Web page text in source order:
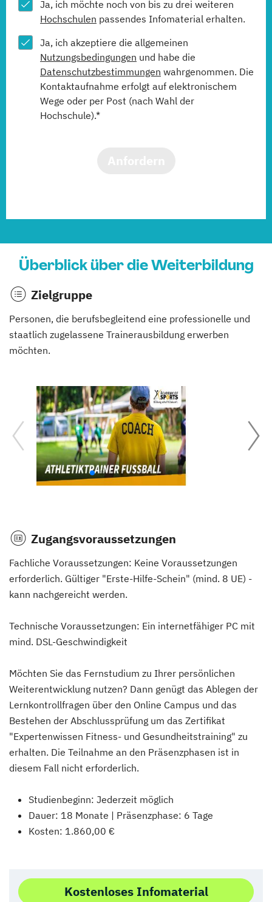
Ja, ich möchte noch von bis zu drei weiteren
Hochschulen passendes Infomaterial erhalten.
Ja, ich akzeptiere die allgemeinen
Nutzungsbedingungen und habe die
Datenschutzbestimmungen wahrgenommen. Die
Kontaktaufnahme erfolgt auf elektronischem
Wege oder per Post (nach Wahl der
Hochschule).*
Überblick über die Weiterbildung
Zielgruppe
Personen, die berufsbegleitend eine professionelle und
staatlich zugelassene Trainerausbildung erwerben
möchten.
Zugangsvoraussetzungen
Fachliche Voraussetzungen: Keine Voraussetzungen
erforderlich. Gültiger "Erste-Hilfe-Schein" (mind. 8 UE) -
kann nachgereicht werden.
Technische Voraussetzungen: Ein internetfähiger PC mit
mind. DSL-Geschwindigkeit
Möchten Sie das Fernstudium zu Ihrer persönlichen
Weiterentwicklung nutzen? Dann genügt das Ablegen der
Lernkontrollfragen über den Online Campus und das
Bestehen der Abschlussprüfung um das Zertifikat
"Expertenwissen Fitness- und Gesundheitstraining" zu
erhalten. Die Teilnahme an den Präsenzphasen ist in
diesem Fall nicht erforderlich.
Studienbeginn: Jederzeit möglich
Dauer: 18 Monate | Präsenzphase: 6 Tage
Kosten: 1.860,00 €
Kostenloses Infomaterial